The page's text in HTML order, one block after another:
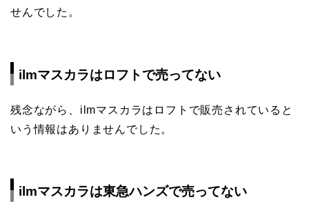
せんでした。
ilmマスカラはロフトで売ってない
残念ながら、ilmマスカラはロフトで販売されていると
いう情報はありませんでした。
ilmマスカラは東急ハンズで売ってない